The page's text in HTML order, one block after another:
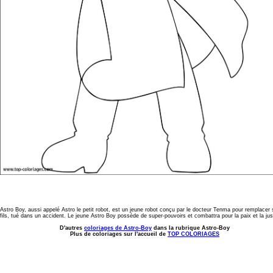
Astro Boy, aussi appelé Astro le petit robot, est un jeune robot conçu par le docteur Tenma pour remplacer
fils, tué dans un accident. Le jeune Astro Boy possède de super-pouvoirs et combattra pour la paix et la
D'autres coloriages de Astro-Boy dans la rubrique Astro-Boy
Plus de coloriages sur l'accueil de TOP COLORIAGES